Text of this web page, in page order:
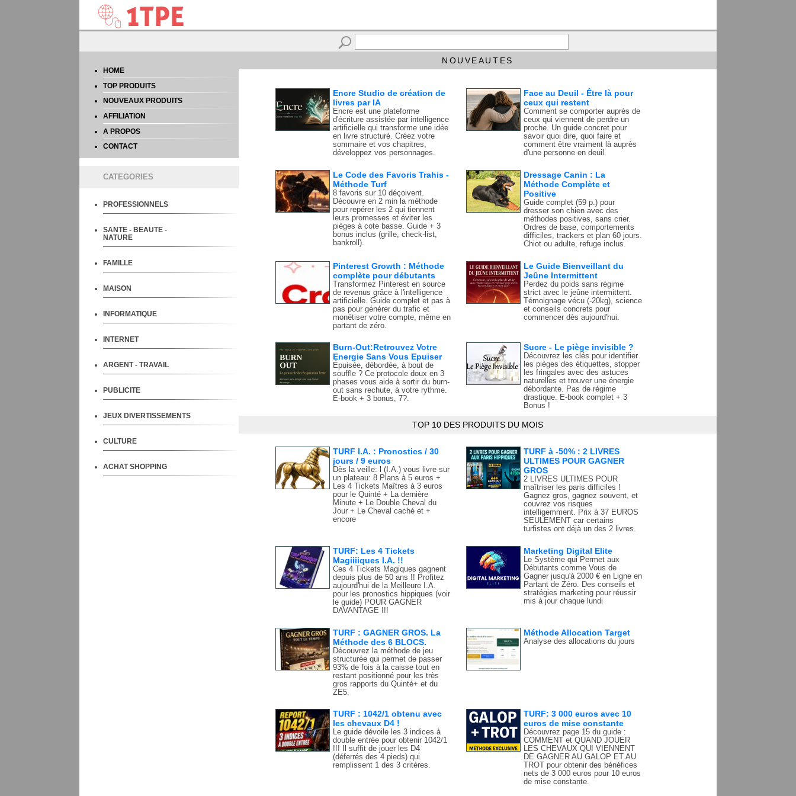
HOME
TOP PRODUITS
NOUVEAUX PRODUITS
AFFILIATION
A PROPOS
CONTACT
CATEGORIES
PROFESSIONNELS
SANTE - BEAUTE -
NATURE
FAMILLE
MAISON
INFORMATIQUE
INTERNET
ARGENT - TRAVAIL
PUBLICITE
JEUX DIVERTISSEMENTS
CULTURE
ACHAT SHOPPING
NOUVEAUTES
Encre Studio de création de
livres par IA
Encre est une plateforme
d'écriture assistée par intelligence
artificielle qui transforme une idée
en livre structuré. Créez votre
sommaire et vos chapitres,
développez vos personnages.
Face au Deuil - Être là pour
ceux qui restent
Comment se comporter auprès de
ceux qui viennent de perdre un
proche. Un guide concret pour
savoir quoi dire, quoi faire et
comment être vraiment là auprès
d'une personne en deuil.
Le Code des Favoris Trahis -
Méthode Turf
8 favoris sur 10 déçoivent.
Découvre en 2 min la méthode
pour repérer les 2 qui tiennent
leurs promesses et éviter les
pièges à cote basse. Guide + 3
bonus inclus (grille, check-list,
bankroll).
Dressage Canin : La
Méthode Complète et
Positive
Guide complet (59 p.) pour
dresser son chien avec des
méthodes positives, sans crier.
Ordres de base, comportements
difficiles, trackers et plan 60 jours.
Chiot ou adulte, refuge inclus.
Pinterest Growth : Méthode
complète pour débutants
Transformez Pinterest en source
de revenus grâce à l'intelligence
artificielle. Guide complet et pas à
pas pour générer du trafic et
monétiser votre compte, même en
partant de zéro.
Le Guide Bienveillant du
Jeûne Intermittent
Perdez du poids sans régime
strict avec le jeûne intermittent.
Témoignage vécu (-20kg), science
et conseils concrets pour
commencer dès aujourd'hui.
Burn-Out:Retrouvez Votre
Energie Sans Vous Epuiser
Épuisée, débordée, à bout de
souffle ? Ce protocole doux en 3
phases vous aide à sortir du burn-
out sans rechute, à votre rythme.
E-book + 3 bonus, 7?.
Sucre - Le piège invisible ?
Découvrez les clés pour identifier
les pièges des étiquettes, stopper
les fringales avec des astuces
naturelles et trouver une énergie
débordante. Pas de régime
drastique. E-book complet + 3
Bonus !
TOP 10 DES PRODUITS DU MOIS
TURF I.A. : Pronostics / 30
jours / 9 euros
Dès la veille: l (I.A.) vous livre sur
un plateau: 8 Plans à 5 euros +
Les 4 Tickets Maîtres à 3 euros
pour le Quinté + La dernière
Minute + Le Double Cheval du
Jour + Le Cheval caché et +
encore
TURF à -50% : 2 LIVRES
ULTIMES POUR GAGNER
GROS
2 LIVRES ULTIMES POUR
maîtriser les paris difficiles !
Gagnez gros, gagnez souvent, et
couvrez vos risques
intelligemment. Prix à 37 EUROS
SEULEMENT car certains
turfistes ont déjà un des 2 livres.
TURF: Les 4 Tickets
Magiiiiques I.A. !!
Ces 4 Tickets Magiques gagnent
depuis plus de 50 ans !! Profitez
aujourd'hui de la Meilleure I.A.
pour les pronostics hippiques (voir
le guide) POUR GAGNER
DAVANTAGE !!!
Marketing Digital Elite
Le Système qui Permet aux
Débutants comme Vous de
Gagner jusqu'à 2000 € en Ligne en
Partant de Zéro. Des conseils et
stratégies marketing pour réussir
mis à jour chaque lundi
TURF : GAGNER GROS. La
Méthode des 6 BLOCS.
Découvrez la méthode de jeu
structurée qui permet de passer
93% de fois à la caisse tout en
restant positionné pour les très
gros rapports du Quinté+ et du
ZE5.
Méthode Allocation Target
Analyse des allocations du jours
TURF : 1042/1 obtenu avec
les chevaux D4 !
Le guide dévoile les 3 indices à
double entrée pour obtenir 1042/1
!!! Il suffit de jouer les D4
(déferrés des 4 pieds) qui
remplissent 1 des 3 critères.
TURF: 3 000 euros avec 10
euros de mise constante
Découvrez page 15 du guide :
COMMENT et QUAND JOUER
LES CHEVAUX QUI VIENNENT
DE GAGNER AU GALOP ET AU
TROT pour obtenir des bénéfices
nets de 3 000 euros pour 10 euros
de mise constante.